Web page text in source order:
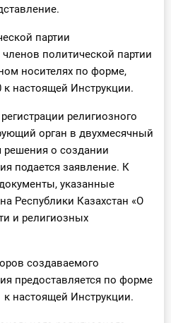
партии
политической партии
носителях по форме,
настоящей Инструкции.
религиозного
орган в двухмесячный
решения о создании
подается заявление. К
указанные
Республики Казахстан «О
и религиозных
создаваемого
предоставляется по форме
настоящей Инструкции.